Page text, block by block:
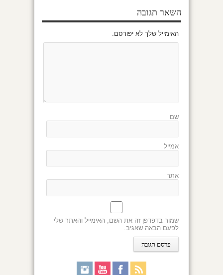
השאר תגובה
האימייל שלך לא יפורסם.
שם
אמייל
אתר
שמור בדפדפן זה את השם, האימייל והאתר שלי
לפעם הבאה שאגיב.